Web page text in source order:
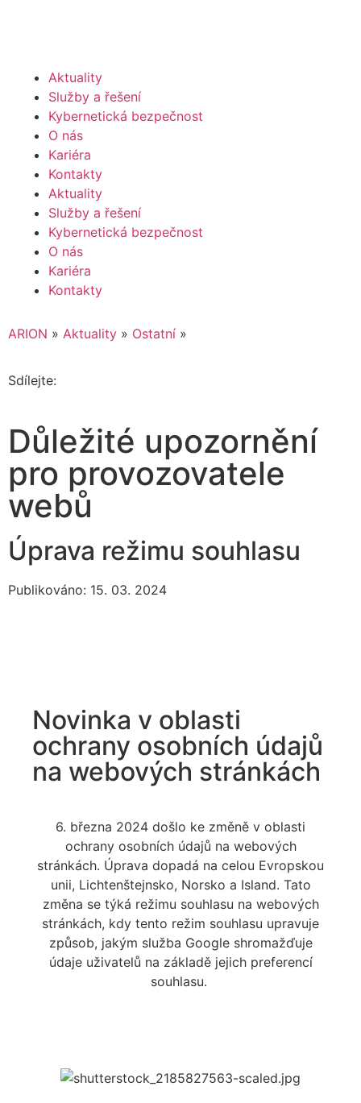
Aktuality
Služby a řešení
Kybernetická bezpečnost
O nás
Kariéra
Kontakty
Aktuality
Služby a řešení
Kybernetická bezpečnost
O nás
Kariéra
Kontakty
ARION » Aktuality » Ostatní »
Sdílejte:
Důležité upozornění
pro provozovatele
webů
Úprava režimu souhlasu
Publikováno: 15. 03. 2024
Novinka v oblasti
ochrany osobních údajů
na webových stránkách
6. března 2024 došlo ke změně v oblasti
ochrany osobních údajů na webových
stránkách. Úprava dopadá na celou Evropskou
unii, Lichtenštejnsko, Norsko a Island. Tato
změna se týká režimu souhlasu na webových
stránkách, kdy tento režim souhlasu upravuje
způsob, jakým služba Google shromažďuje
údaje uživatelů na základě jejich preferencí
souhlasu.